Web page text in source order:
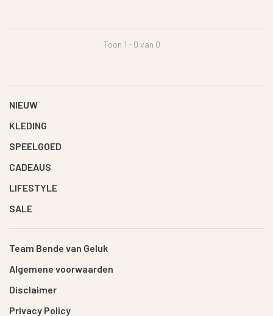
Toon 1 - 0 van 0
NIEUW
KLEDING
SPEELGOED
CADEAUS
LIFESTYLE
SALE
Team Bende van Geluk
Algemene voorwaarden
Disclaimer
Privacy Policy